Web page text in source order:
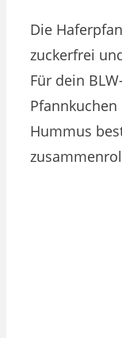
Die
zuckerfrei
Für dein
Hummus